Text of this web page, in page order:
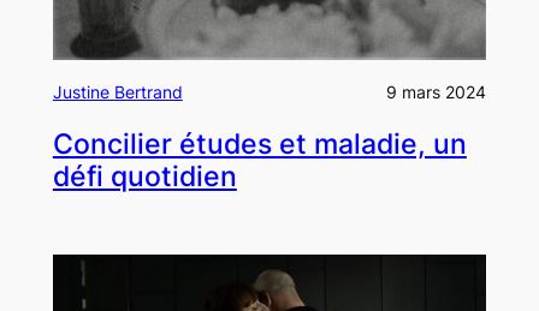
Justine Bertrand 9 mars 2024
Concilier études et maladie, un
défi quotidien